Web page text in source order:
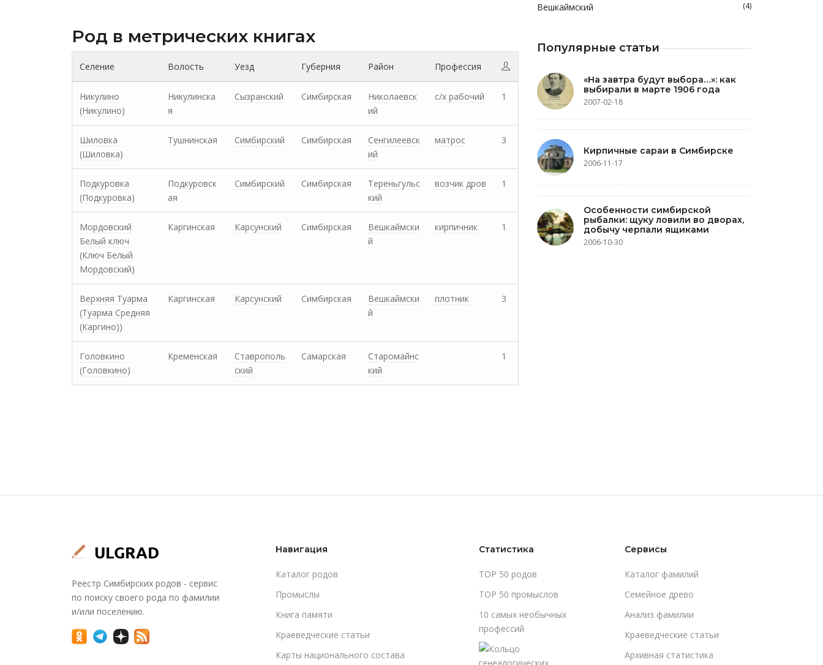
Род в метрических книгах
Селение Волость Уезд Губерния Район Профессия
Никулино
(Никулино)
Никулинска
я
Сызранский Симбирская
Николаевск
ий
с/х рабочий 1
Шиловка
(Шиловка)
Тушнинская Симбирский Симбирская
Сенгилеевск
ий
матрос 3
Подкуровка
(Подкуровка)
Подкуровск
ая
Симбирский Симбирская
Тереньгульс
кий
возчик дров 1
Мордовский
Белый ключ
(Ключ Белый
Мордовский)
Каргинская Карсунский Симбирская
Вешкаймски
й
кирпичник 1
Верхняя Туарма
(Туарма Средняя
(Каргино))
Каргинская Карсунский Симбирская
Вешкаймски
й
плотник 3
Головкино
(Головкино)
Кременская
Ставрополь
ский
Самарская
Старомайнс
кий
1
Вешкаймский (4)
Популярные статьи
«На завтра будут выбора…»: как
выбирали в марте 1906 года
2007-02-18
Кирпичные сараи в Симбирске
2006-11-17
Особенности симбирской
рыбалки: щуку ловили во дворах,
добычу черпали ящиками
2006-10-30
Реестр Симбирских родов - сервис
по поиску своего рода по фамилии
и/или поселению.
Навигация
Каталог родов
Промыслы
Книга памяти
Краеведческие статьи
Карты национального состава
Статистика
TOP 50 родов
TOP 50 промыслов
10 самых необычных
профессий
Сервисы
Каталог фамилий
Cемейное древо
Анализ фамилии
Краеведческие статьи
Архивная статистика